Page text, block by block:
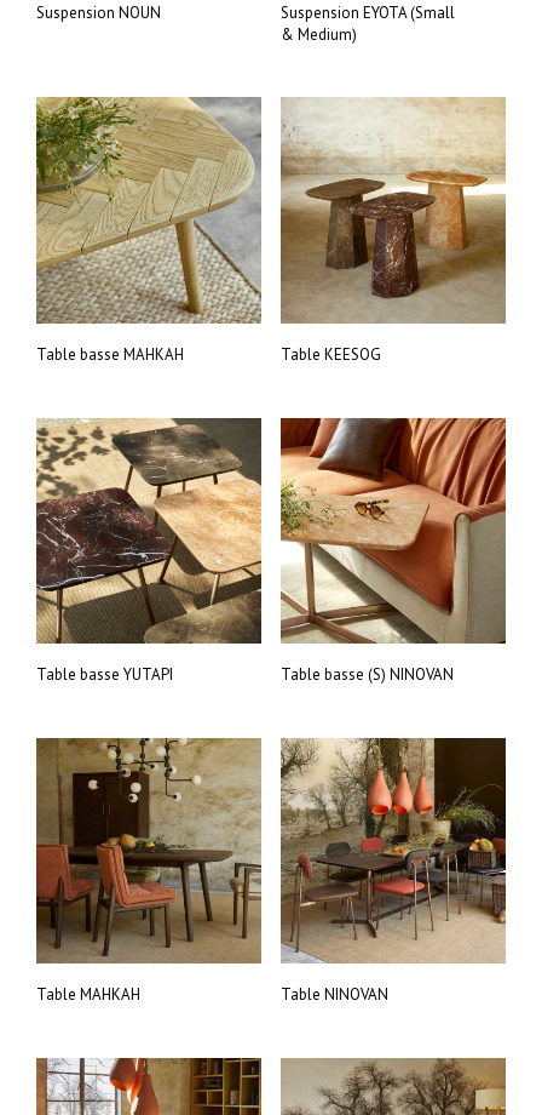
Suspension NOUN
Suspension EYOTA (Small
& Medium)
Table basse MAHKAH Table KEESOG
Table basse YUTAPI Table basse (S) NINOVAN
Table MAHKAH Table NINOVAN